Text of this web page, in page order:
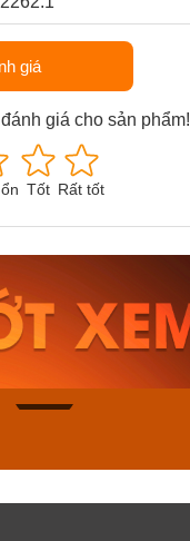
giá
giá cho sản phẩm!
Tốt Rất tốt
Casio Nam MTS-
115D-1AVDF
2.823.000₫
2.399.550₫
Mua ngay